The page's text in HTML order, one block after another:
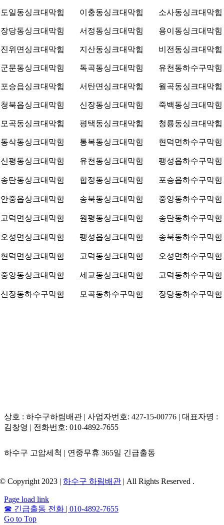
도일동싱크대막힘 이충동싱크대막힘 소사동싱크대막힘
장당동싱크대막힘 서정동싱크대막힘 용이동싱크대막힘
진위면싱크대막힘 지산동싱크대막힘 비전동싱크대막힘
군문동싱크대막힘 독곡동싱크대막힘 유천동하수구막힘
포승읍싱크대막힘 서탄면싱크대막힘 월곡동싱크대막힘
청북읍싱크대막힘 신장동싱크대막힘 죽백동싱크대막힘
모곡동싱크대막힘 평택동싱크대막힘 청룡동싱크대막힘
동삭동싱크대막힘 통복동싱크대막힘 현덕면하수구막힘
신평동싱크대막힘 유천동싱크대막힘 팽성읍하수구막힘
송탄동싱크대막힘 합정동싱크대막힘 포승읍하수구막힘
안중읍싱크대막힘 송북동싱크대막힘 중앙동하수구막힘
고덕면싱크대막힘 원평동싱크대막힘 송탄동하수구막힘
오성면싱크대막힘 팽성읍싱크대막힘 송북동하수구막힘
현덕면싱크대막힘 고덕동싱크대막힘 오성면하수구막힘
중앙동싱크대막힘 세교동싱크대막힘 고덕동하수구막힘
신장동하수구막힘 모곡동하수구막힘 장당동하수구막힘
상호 : 하수구하림배관 | 사업자번호: 427-15-00776 | 대표자명 :
김창영 | 전화번호: 010-4892-7655
하수구 고압세척 | 연중무휴 365일 긴급출동
© Copyright 2023 |하수구 하림배관 | All Rights Reserved .
Page load link
☎ 긴급출동 전화 | 010-4892-7655
Go to Top